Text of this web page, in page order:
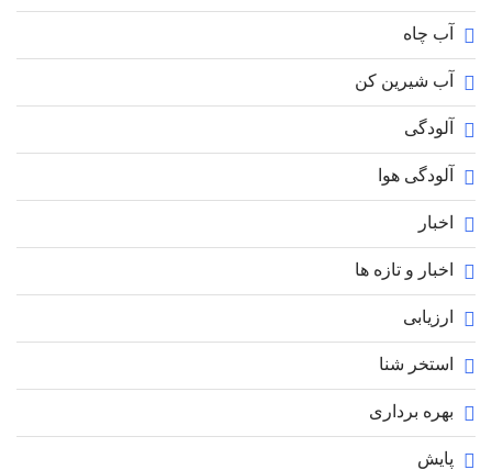
آب چاه
آب شیرین کن
آلودگی
آلودگی هوا
اخبار
اخبار و تازه ها
ارزیابی
استخر شنا
بهره برداری
پایش